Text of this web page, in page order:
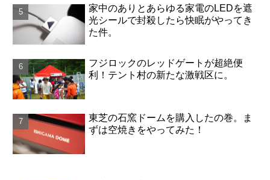
家中のありとあらゆる家電のLEDを遮
光シールで封殺したら快眠がやってき
た件。
フジロックのレッドゲートが超絶便
利！テント村の新たな激戦区に。
東芝の石窯ドームを購入したの巻。ま
ずは空焼きをやってみた！